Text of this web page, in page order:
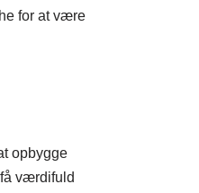
for at være
opbygge
værdifuld